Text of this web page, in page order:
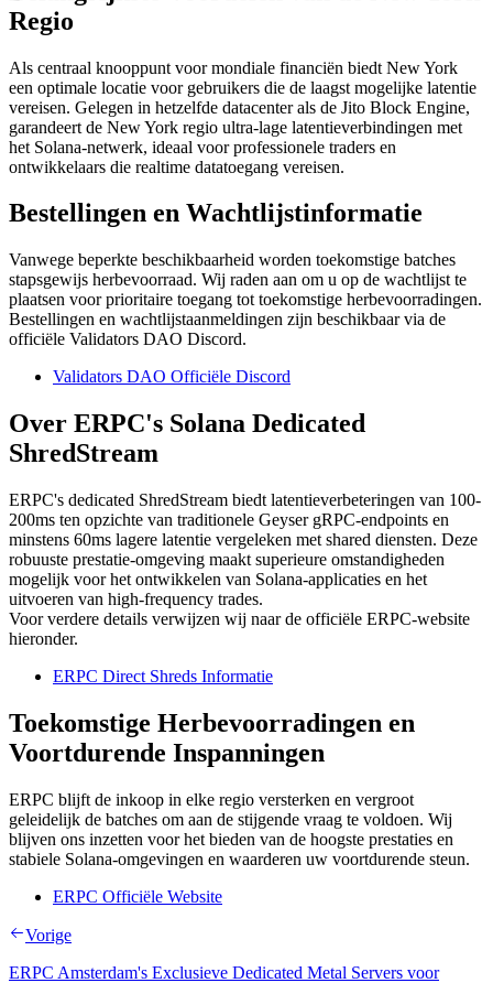
Regio
Als centraal knooppunt voor mondiale financiën biedt New York
een optimale locatie voor gebruikers die de laagst mogelijke latentie
vereisen. Gelegen in hetzelfde datacenter als de Jito Block Engine,
garandeert de New York regio ultra-lage latentieverbindingen met
het Solana-netwerk, ideaal voor professionele traders en
ontwikkelaars die realtime datatoegang vereisen.
Bestellingen en Wachtlijstinformatie
Vanwege beperkte beschikbaarheid worden toekomstige batches
stapsgewijs herbevoorraad. Wij raden aan om u op de wachtlijst te
plaatsen voor prioritaire toegang tot toekomstige herbevoorradingen.
Bestellingen en wachtlijstaanmeldingen zijn beschikbaar via de
officiële Validators DAO Discord.
Validators DAO Officiële Discord
Over ERPC's Solana Dedicated
ShredStream
ERPC's dedicated ShredStream biedt latentieverbeteringen van 100-
200ms ten opzichte van traditionele Geyser gRPC-endpoints en
minstens 60ms lagere latentie vergeleken met shared diensten. Deze
robuuste prestatie-omgeving maakt superieure omstandigheden
mogelijk voor het ontwikkelen van Solana-applicaties en het
uitvoeren van high-frequency trades.
Voor verdere details verwijzen wij naar de officiële ERPC-website
hieronder.
ERPC Direct Shreds Informatie
Toekomstige Herbevoorradingen en
Voortdurende Inspanningen
ERPC blijft de inkoop in elke regio versterken en vergroot
geleidelijk de batches om aan de stijgende vraag te voldoen. Wij
blijven ons inzetten voor het bieden van de hoogste prestaties en
stabiele Solana-omgevingen en waarderen uw voortdurende steun.
ERPC Officiële Website
Vorige
ERPC Amsterdam's Exclusieve Dedicated Metal Servers voor